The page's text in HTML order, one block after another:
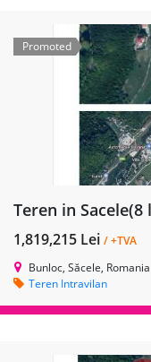
Promoted
Teren in
1,819,215 Lei / +TVA
Bunloc, Săcele, Romania
Teren Intravilan